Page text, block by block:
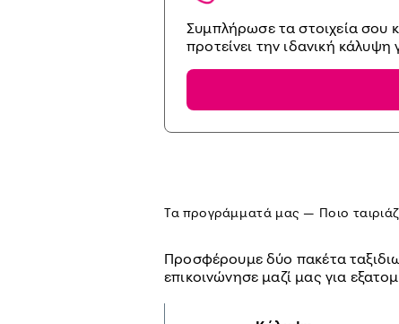
Συμπλήρωσε τα στοιχεία σου
προτείνει την ιδανική κάλυψη
Τα προγράμματά μας — Ποιο
Προσφέρουμε δύο πακέτα
επικοινώνησε μαζί μας για